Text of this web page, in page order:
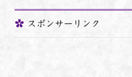
スポンサーリンク